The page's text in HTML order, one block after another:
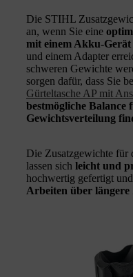
Die STIHL
an, wenn Sie eine
mit einem Akku-Gerät
und einem Adapter
schweren Gewichte
sorgen dafür, dass Sie
Gürteltasche AP mit
bestmögliche Balance
Gewichtsverteilung
Die Zusatzgewichte
lassen sich leicht und
hochwertig gefertigt und
Arbeiten über längere